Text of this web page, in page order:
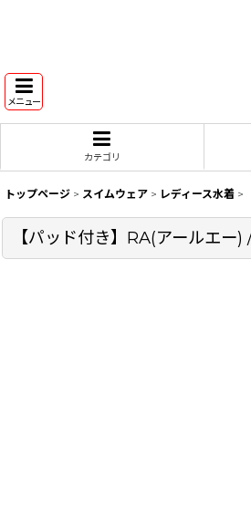
メニュー
カテゴリ
トップページ > スイムウェア > レディース水着 >
【パッド付き】RA(アールエ